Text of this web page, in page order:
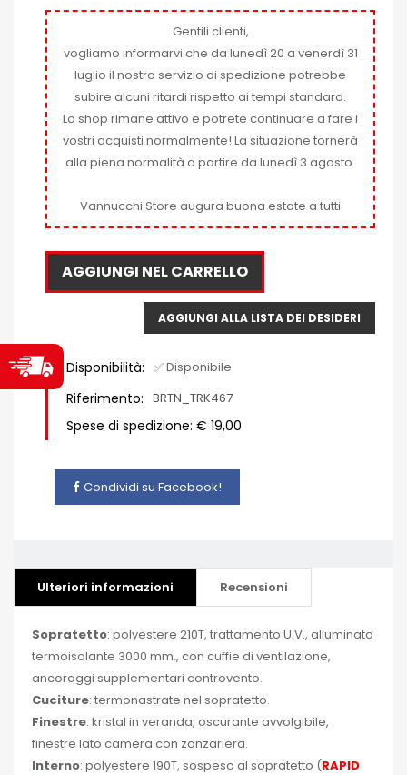
Gentili clienti,
vogliamo informarvi che da lunedì 20 a venerdì 31
luglio il nostro servizio di spedizione potrebbe
subire alcuni ritardi rispetto ai tempi standard.
Lo shop rimane attivo e potrete continuare a fare i
vostri acquisti normalmente! La situazione tornerà
alla piena normalità a partire da lunedì 3 agosto.
Vannucchi Store augura buona estate a tutti
AGGIUNGI NEL CARRELLO
AGGIUNGI ALLA LISTA DEI DESIDERI
Disponibilità: ✅ Disponibile
Riferimento: BRTN_TRK467
Spese di spedizione: € 19,00
Condividi su Facebook!
Ulteriori informazioni Recensioni
Sopratetto: polyestere 210T, trattamento U.V., alluminato
termoisolante 3000 mm., con cuffie di ventilazione,
ancoraggi supplementari controvento.
Cuciture: termonastrate nel sopratetto.
Finestre: kristal in veranda, oscurante avvolgibile,
finestre lato camera con zanzariera.
Interno: polyestere 190T, sospeso al sopratetto (RAPID